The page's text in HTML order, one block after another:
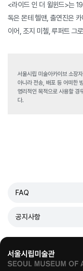
<라이드 인 더 윌윈드>는
독은 몬테 헬맨, 출연진은
이어, 조지 미첼, 루퍼트 그
서울시립 미술아카이브 소장
아니라 전송, 배포 등 어떠한
영리적인 목적으로 사용할 경
다.
FAQ
공지사항